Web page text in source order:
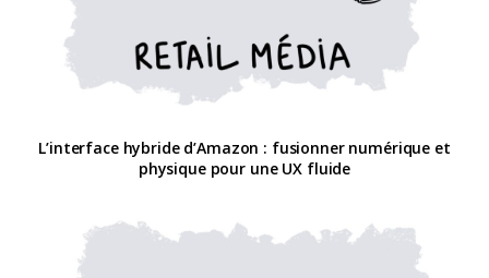
L’interface hybride d’Amazon : fusionner numérique et
physique pour une UX fluide